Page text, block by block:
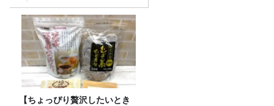
プレゼント！
【ちょっぴり贅沢したいとき